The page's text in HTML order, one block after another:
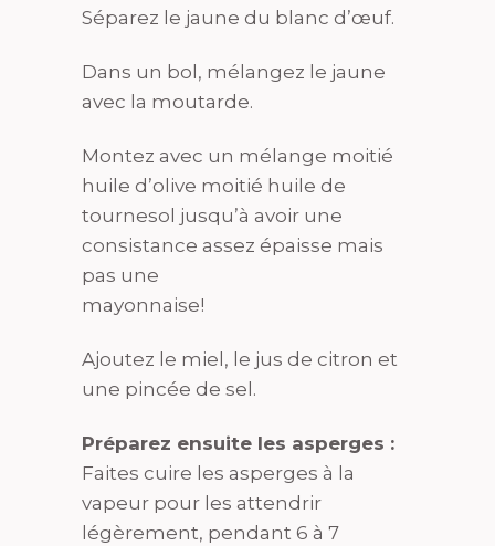
Séparez le jaune du blanc d’œuf.
Dans un bol, mélangez le jaune
avec la moutarde.
Montez avec un mélange moitié
huile d’olive moitié huile de
tournesol jusqu’à avoir une
consistance assez épaisse mais
pas une
mayonnaise!
Ajoutez le miel, le jus de citron et
une pincée de sel.
Préparez ensuite les asperges :
Faites cuire les asperges à la
vapeur pour les attendrir
légèrement, pendant 6 à 7